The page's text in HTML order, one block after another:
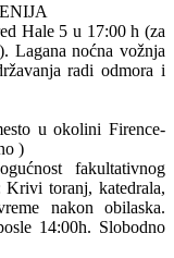
Hale 5 u 17:00 h (za
Lagana noćna vožnja
radi odmora i
u okolini Firence-
)
fakultativnog
Krivi toranj, katedrala,
nakon obilaska.
14:00h. Slobodno